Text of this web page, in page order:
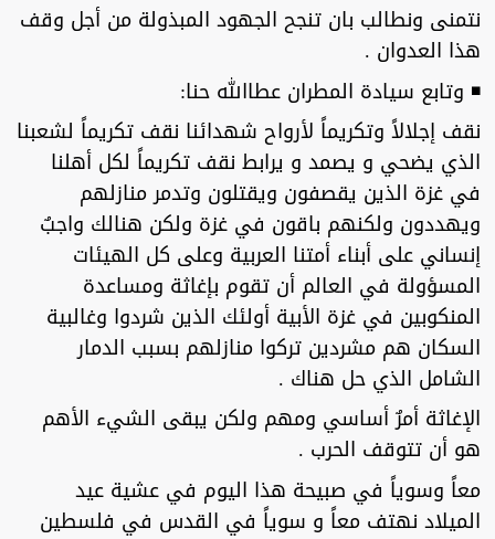
نتمنى ونطالب بان تنجح الجهود المبذولة من أجل وقف
هذا العدوان .
◾ وتابع سيادة المطران عطاالله حنا:
نقف إجلالاً وتكريماً لأرواح شهدائنا نقف تكريماً لشعبنا
الذي يضحي و يصمد و يرابط نقف تكريماً لكل أهلنا
في غزة الذين يقصفون ويقتلون وتدمر منازلهم
ويهددون ولكنهم باقون في غزة ولكن هنالك واجبٌ
إنساني على أبناء أمتنا العربية وعلى كل الهيئات
المسؤولة في العالم أن تقوم بإغاثة ومساعدة
المنكوبين في غزة الأبية أولئك الذين شردوا وغالبية
السكان هم مشردين تركوا منازلهم بسبب الدمار
الشامل الذي حل هناك .
الإغاثة أمرٌ أساسي ومهم ولكن يبقى الشيء الأهم
هو أن تتوقف الحرب .
معاً وسوياً في صبيحة هذا اليوم في عشية عيد
الميلاد نهتف معاً و سوياً في القدس في فلسطين